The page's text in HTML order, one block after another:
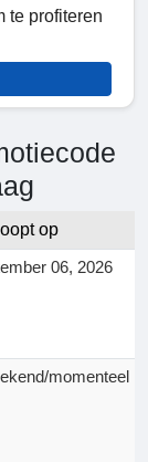
te profiteren
op
06, 2026
momenteel